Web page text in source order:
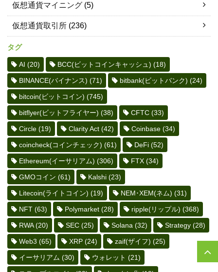
仮想通貨マイニング (5)
仮想通貨取引所 (236)
タグ
AI (20) BCC(ビットコインキャッシュ) (18)
BINANCE(バイナンス) (71) bitbank(ビットバンク) (24)
bitcoin(ビットコイン) (745)
bitflyer(ビットフライヤー) (38) CFTC (33)
Circle (19) Clarity Act (42) Coinbase (34)
coincheck(コインチェック) (61) DeFi (52)
Ethereum(イーサリアム) (306) FTX (34)
GMOコイン (61) Kalshi (23)
Litecoin(ライトコイン) (19) NEM･XEM(ネム) (31)
NFT (63) Polymarket (28) ripple(リップル) (368)
RWA(20) SEC (25) Solana (32) Strategy (28)
Web3 (65) XRP (24) zaif(ザイフ) (25)
イーサリアム (30) ウォレット (21)